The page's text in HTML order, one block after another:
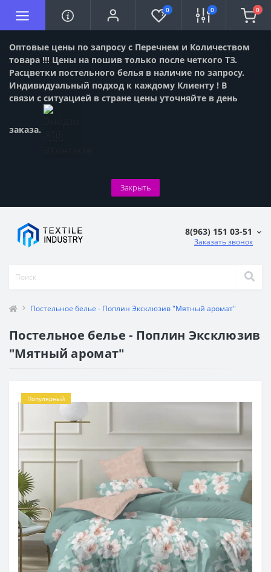
Оптовые цены по запросу с Перечнем и Количеством
товара !!! Цены на пошив только после четкого ТЗ.
Расцветки постельного белья в наличие по запросу.
Индивидуальный подход к каждому Клиенту ! В
связи с ситуацией в стране цены уточняйте в день
заказа.
Закрыть
0 0 0
8(963) 151 03-51
Заказать звонок
Постельное белье - Поплин Эксклюзив "Мятный аромат"
Постельное белье - Поплин Эксклюзив
"Мятный аромат"
Популярный